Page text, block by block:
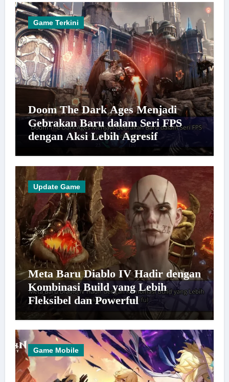
Game Terkini
Doom The Dark Ages Menjadi
Gebrakan Baru dalam Seri FPS
dengan Aksi Lebih Agresif
Update Game
Meta Baru Diablo IV Hadir dengan
Kombinasi Build yang Lebih
Fleksibel dan Powerful
Game Mobile